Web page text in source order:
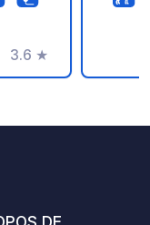
3.6
Note
★
de
avons